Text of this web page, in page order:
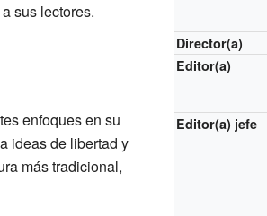
Director(a)
Editor(a)
Editor(a) jefe
sus lectores.
enfoques en su
ideas de libertad y
más tradicional,